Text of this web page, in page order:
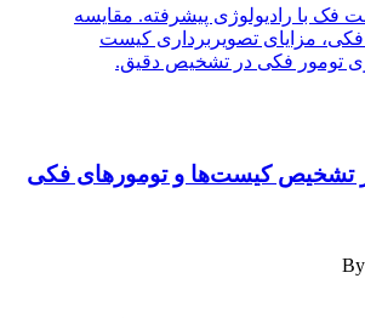
تشخیص کیست‌ها و تومورهای فکی
By